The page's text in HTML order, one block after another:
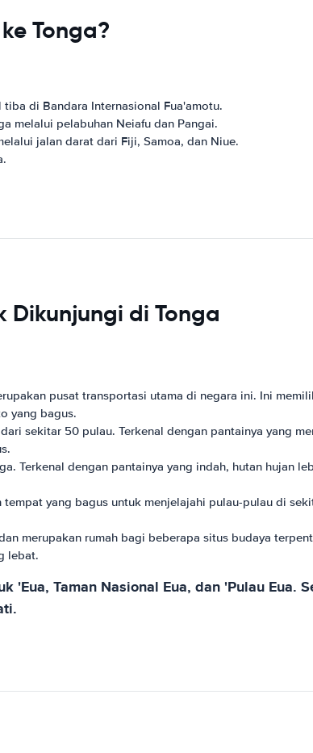
Tonga?
di Bandara Internasional Fua'amotu.
melalui pelabuhan Neiafu dan Pangai.
jalan darat dari Fiji, Samoa, dan Niue.
Dikunjungi di Tonga
pusat transportasi utama di negara ini. Ini
yang bagus.
sekitar 50 pulau. Terkenal dengan pantainya yang
Terkenal dengan pantainya yang indah, hutan hujan
yang bagus untuk menjelajahi pulau-pulau di
merupakan rumah bagi beberapa situs budaya
lebat.
'Eua, Taman Nasional Eua, dan 'Pulau